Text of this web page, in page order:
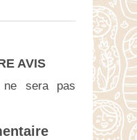
AVIS
ne sera pas